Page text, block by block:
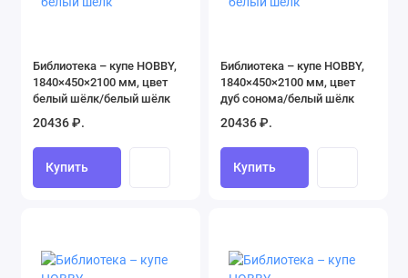
Библиотека – купе HOBBY,
1840×450×2100 мм, цвет
белый шёлк/белый шёлк
20436 ₽.
Купить
Библиотека – купе HOBBY,
1840×450×2100 мм, цвет
дуб сонома/белый шёлк
20436 ₽.
Купить